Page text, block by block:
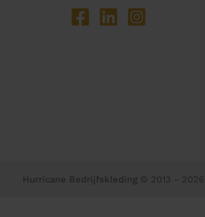
Hurricane Bedrijfskleding © 2013 - 2026